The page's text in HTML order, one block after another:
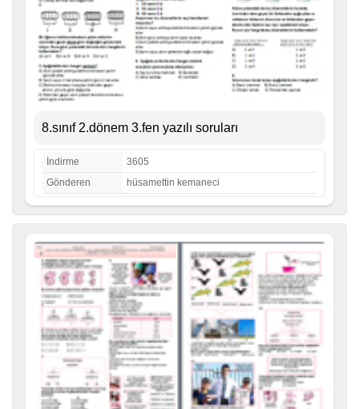
8.sınıf 2.dönem 3.fen yazılı soruları
İndirme
3605
Gönderen
hüsamettin kemaneci